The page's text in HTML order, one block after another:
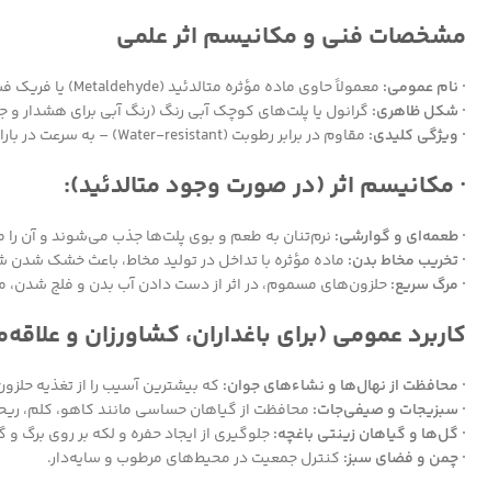
مشخصات فنی و مکانیسم اثر علمی
· نام عمومی: معمولاً حاوی ماده مؤثره متالدئید (Metaldehyde) یا فریک فسفات (Iron(III) Phosphate) می‌باشد. (با توجه به رنگ آبی، احتمالاً متالدئید است. برای تأیید دقیق به برچسب محصول مراجعه شود).
· شکل ظاهری: گرانول یا پلت‌های کوچک آبی رنگ (رنگ آبی برای هشدار و
· ویژگی کلیدی: مقاوم در برابر رطوبت (Water-resistant) – به سرعت در باران یا آبیاری حل نمی‌شود و برای مدت طولانی‌تری در محیط باقی می‌ماند.
· مکانیسم اثر (در صورت وجود متالدئید):
· طعمه‌ای و گوارشی: نرم‌تنان به طعم و بوی پلت‌ها جذب می‌شوند و آن را
· تخریب مخاط بدن: ماده مؤثره با تداخل در تولید مخاط، باعث خشک
· مرگ سریع:حلزون‌های مسموم، در اثر از دست دادن آب بدن و فلج شدن،
کاربرد عمومی (برای باغداران، کشاورزان و
· محافظت از نهال‌ها و نشاءهای جوان: که بیشترین آسیب را از تغذیه
· سبزیجات و صیفی‌جات: محافظت از گیاهان حساسی مانند کاهو، کلم،
· گل‌ها و گیاهان زینتی باغچه:جلوگیری از ایجاد حفره و لکه بر روی برگ و
· چمن و فضای سبز: کنترل جمعیت در محیط‌های مرطوب و سایه‌دار.